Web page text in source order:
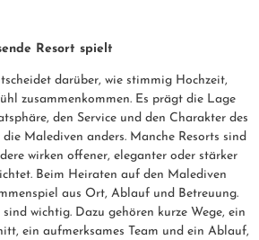
Resort spielt
darüber, wie stimmig Hochzeit,
zusammenkommen. Es prägt die Lage
den Service und den Charakter des
die Malediven anders. Manche Resorts sind
wirken offener, eleganter oder stärker
Beim Heiraten auf den Malediven
aus Ort, Ablauf und Betreuung.
wichtig. Dazu gehören kurze Wege, ein
ein aufmerksames Team und ein Ablauf,